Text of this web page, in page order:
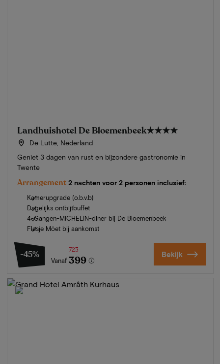
Landhuishotel De Bloemenbeek★★★★
De Lutte, Nederland
Geniet 3 dagen van rust en bijzondere gastronomie in
Twente
Arrangement 2 nachten voor 2 personen inclusief:
Kamerupgrade (o.b.v.b)
Dagelijks ontbijtbuffet
4-Gangen-MICHELIN-diner bij De Bloemenbeek
Flesje Möet bij aankomst
-45%
Vanaf
723
399 Bekijk